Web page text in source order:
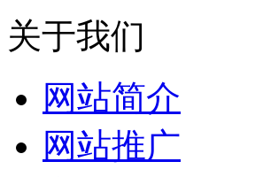
关于我们
网站简介
网站推广